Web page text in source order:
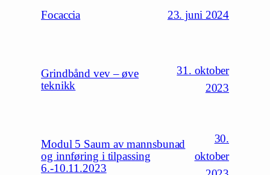
Focaccia 23. juni 2024
Grindbånd vev – øve
teknikk
31. oktober
2023
Modul 5 Saum av mannsbunad
og innføring i tilpassing
6.-10.11.2023
30.
oktober